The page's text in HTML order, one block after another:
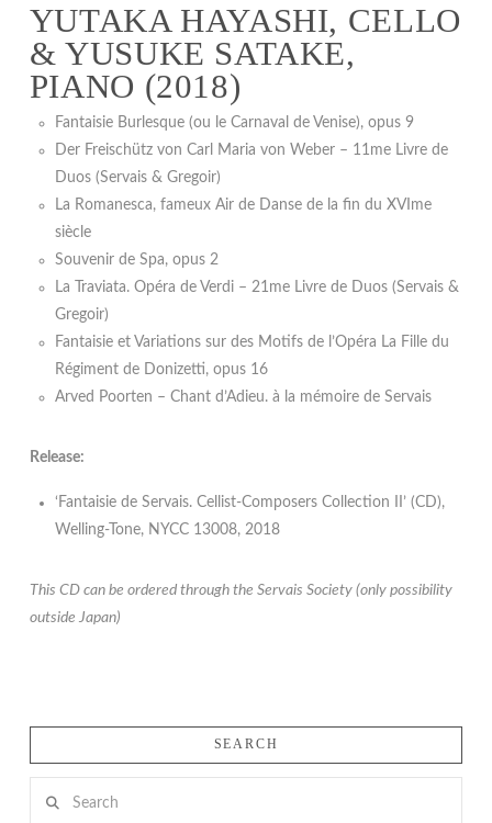
YUTAKA HAYASHI, CELLO
& YUSUKE SATAKE,
PIANO (2018)
Fantaisie Burlesque (ou le Carnaval de Venise), opus 9
Der Freischütz von Carl Maria von Weber – 11me Livre de
Duos (Servais & Gregoir)
La Romanesca, fameux Air de Danse de la fin du XVIme
siècle
Souvenir de Spa, opus 2
La Traviata. Opéra de Verdi – 21me Livre de Duos (Servais &
Gregoir)
Fantaisie et Variations sur des Motifs de l’Opéra La Fille du
Régiment de Donizetti, opus 16
Arved Poorten – Chant d’Adieu. à la mémoire de Servais
Release:
‘Fantaisie de Servais. Cellist-Composers Collection II’ (CD),
Welling-Tone, NYCC 13008, 2018
This CD can be ordered through the Servais Society (only possibility
outside Japan)
SEARCH